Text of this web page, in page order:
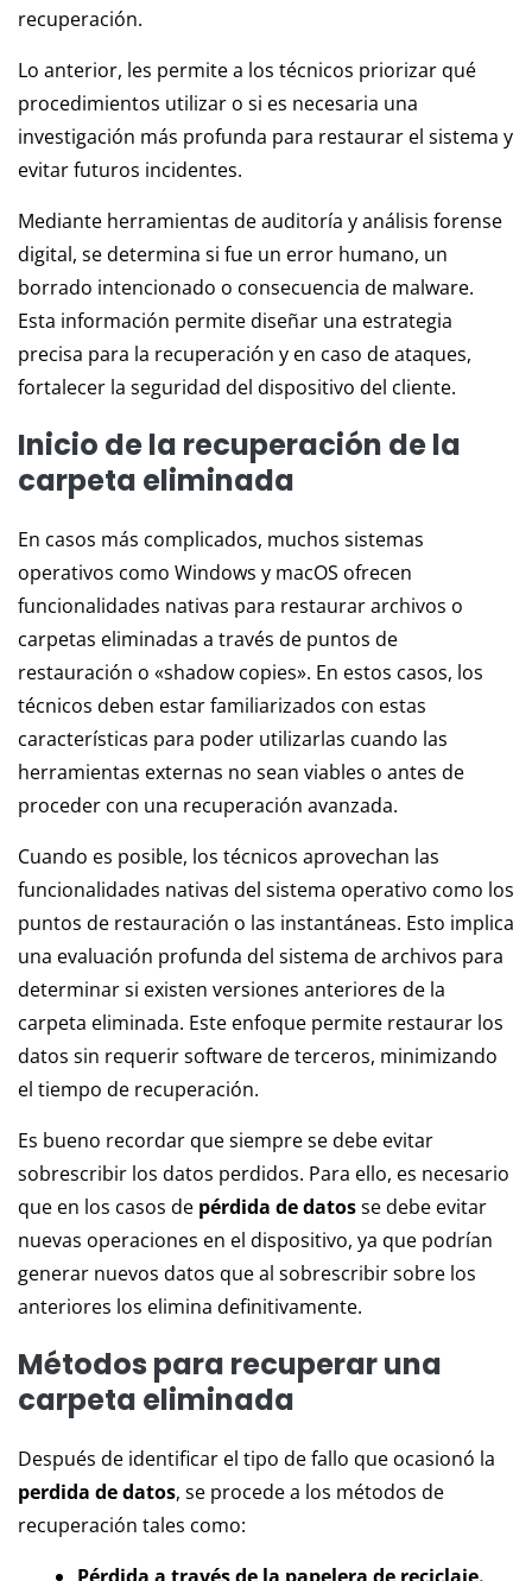
recuperación.
Lo anterior, les permite a los técnicos priorizar qué
procedimientos utilizar o si es necesaria una
investigación más profunda para restaurar el sistema y
evitar futuros incidentes.
Mediante herramientas de auditoría y análisis forense
digital, se determina si fue un error humano, un
borrado intencionado o consecuencia de malware.
Esta información permite diseñar una estrategia
precisa para la recuperación y en caso de ataques,
fortalecer la seguridad del dispositivo del cliente.
Inicio de la recuperación de la
carpeta eliminada
En casos más complicados, muchos sistemas
operativos como Windows y macOS ofrecen
funcionalidades nativas para restaurar archivos o
carpetas eliminadas a través de puntos de
restauración o «shadow copies». En estos casos, los
técnicos deben estar familiarizados con estas
características para poder utilizarlas cuando las
herramientas externas no sean viables o antes de
proceder con una recuperación avanzada.
Cuando es posible, los técnicos aprovechan las
funcionalidades nativas del sistema operativo como los
puntos de restauración o las instantáneas. Esto implica
una evaluación profunda del sistema de archivos para
determinar si existen versiones anteriores de la
carpeta eliminada. Este enfoque permite restaurar los
datos sin requerir software de terceros, minimizando
el tiempo de recuperación.
Es bueno recordar que siempre se debe evitar
sobrescribir los datos perdidos. Para ello, es necesario
que en los casos de pérdida de datosse debe evitar
nuevas operaciones en el dispositivo, ya que podrían
generar nuevos datos que al sobrescribir sobre los
anteriores los elimina definitivamente.
Métodos para recuperar una
carpeta eliminada
Después de identificar el tipo de fallo que ocasionó la
perdida de datos, se procede a los métodos de
recuperación tales como: